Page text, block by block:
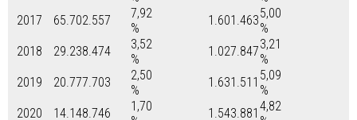
2017
65.702.557
7,92
%
1.601.4635,00
%
2018
29.238.474
3,52
%
1.027.8473,21
%
2019
20.777.703
2,50
%
1.631.511 5,09
%
2020
14.148.746
1,70
1.543.881 4,82